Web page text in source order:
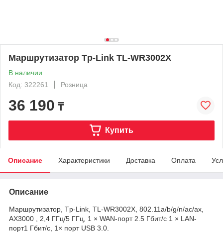
Маршрутизатор Tp-Link TL-WR3002X
В наличии
Код: 322261
Розница
36 190 ₸
Купить
Описание Характеристики Доставка Оплата
Описание
Маршрутизатор, Tp-Link, TL-WR3002X, 802.11a/b/g/n/ac/ax,
AX3000 , 2,4 ГГц/5 ГГц, 1 × WAN-порт 2.5 Гбит/с 1 × LAN-
порт1 Гбит/с, 1× порт USB 3.0.